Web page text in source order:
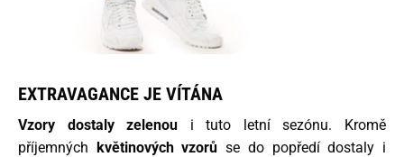
EXTRAVAGANCE JE VÍTÁNA
Vzory dostaly zelenou i tuto letní sezónu. Kromě
příjemných květinových vzorů se do popředí dostaly i